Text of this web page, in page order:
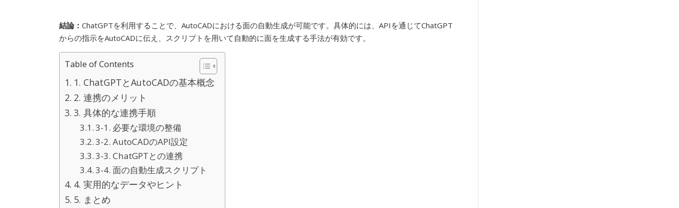
結論： ChatGPTを利用することで、AutoCADにおける面の自動生成が可能です。具体的には、APIを通じてChatGPT
からの指示をAutoCADに伝え、スクリプトを用いて自動的に面を生成する手法が有効です。
Table of Contents
1. ChatGPTとAutoCADの基本概念
2. 連携のメリット
3. 具体的な連携手順
3-1. 必要な環境の整備
3-2. AutoCADのAPI設定
3-3. ChatGPTとの連携
3-4. 面の自動生成スクリプト
4. 実用的なデータやヒント
5. まとめ